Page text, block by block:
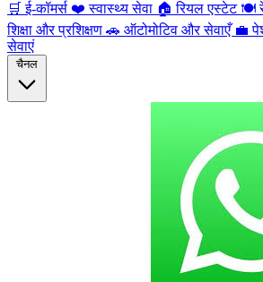
🛒 ई-कॉमर्स ❤️ स्वास्थ्य सेवा 🏠 रियल एस्टेट 🍽️
शिक्षा और प्रशिक्षण 🚗 ऑटोमोटिव और सेवाएँ 💼
सेवाएं